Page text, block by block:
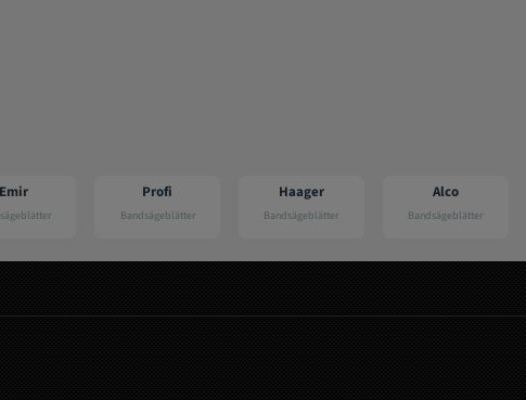
Profi
Bandsägeblätter
Haager
Bandsägeblätter
Alco
Bandsägeblätter
Hanning
Bandsägeblätter